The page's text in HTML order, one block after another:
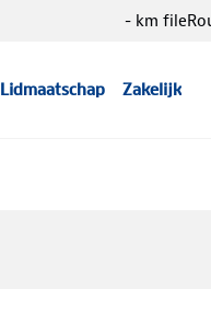
Lidmaatschap Zakelijk
- km file